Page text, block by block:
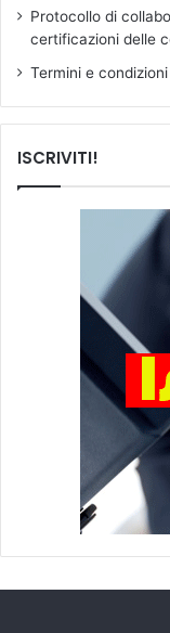
Protocollo di
certificazioni delle
Termini e condizioni
ISCRIVITI!